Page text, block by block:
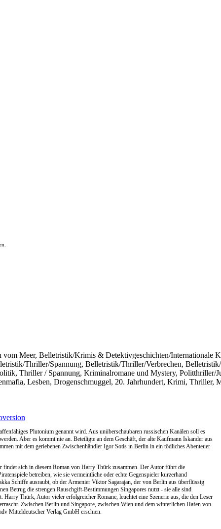
Meer, Belletristik/Krimis & Detektivgeschichten/Internationale
Thriller/Spannung, Belletristik/Thriller/Verbrechen, Belletristik/
Thriller / Spannung, Kriminalromane und Mystery, Politthriller/
Lesben, Drogenschmuggel, 20. Jahrhundert, Krimi,
Plutonium genannt wird. Aus unüberschaubaren russischen Kanälen soll es
Aber es kommt nie an. Beteiligte an dem Geschäft, der alte Kaufmann Iskander aus
mit dem geriebenen Zwischenhändler Igor Sotis in Berlin in ein tödliches Abenteuer
findet sich in diesem Roman von Harry Thürk zusammen. Der Autor führt die
betreiben, wie sie vermeintliche oder echte Gegenspieler kurzerhand
Schiffe ausraubt, ob der Armenier Viktor Sagarajan, der von Berlin aus überflüssig
Betrug die strengen Rauschgift-Bestimmungen Singapores nutzt - sie alle sind
Thürk, Autor vieler erfolgreicher Romane, leuchtet eine Szenerie aus, die den Leser
Zwischen Berlin und Singapore, zwischen Wien und dem winterlichen Hafen von
Mitteldeutscher Verlag GmbH erschien.